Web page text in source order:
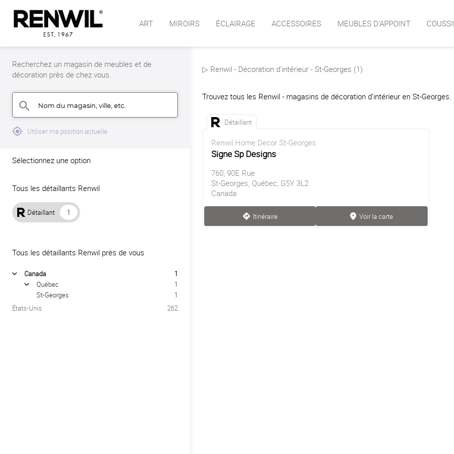
ART MIROIRS ÉCLAIRAGE ACCESSOIRES MEUBLES D'APPOINT
Recherchez un magasin de meubles et de
décoration près de chez vous.
search Nom du magasin, ville, etc.
mylocation Utiliser ma position actuelle
Sélectionnez une option
Tous les détaillants Renwil
1
Détaillant
Tous les détaillants Renwil près de vous
arrow Canada 1
arrow Québec
1
St-Georges
1
États-Unis
262
▷ Renwil - Décoration d'intérieur - St-Georges (1)
Trouvez tous les Renwil - magasins de décoration d'intérieur en St-Georges.
Détaillant
Renwil Home Decor St-Georges
Signe Sp Designs
760, 90E Rue
St-Georges, Québec, G5Y 3L2
Canada
direction Itinéraire marker Voir la carte